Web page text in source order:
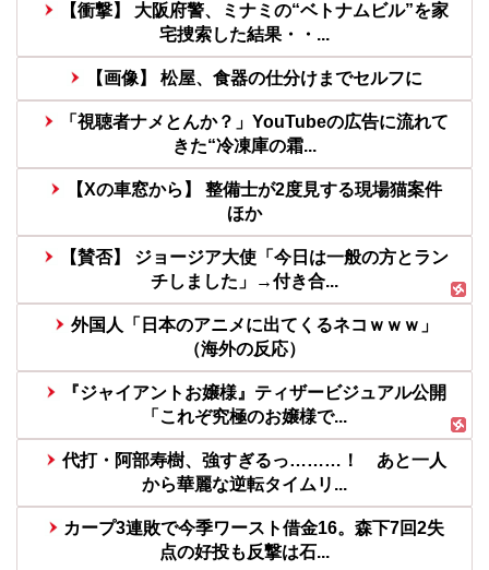
【衝撃】 大阪府警、ミナミの“ベトナムビル”を家
宅捜索した結果・・...
【画像】 松屋、食器の仕分けまでセルフに
「視聴者ナメとんか？」YouTubeの広告に流れて
きた“冷凍庫の霜...
【Xの車窓から】 整備士が2度見する現場猫案件
ほか
【賛否】 ジョージア大使「今日は一般の方とラン
チしました」→付き合...
外国人「日本のアニメに出てくるネコｗｗｗ」
（海外の反応）
『ジャイアントお嬢様』ティザービジュアル公開
「これぞ究極のお嬢様で...
代打・阿部寿樹、強すぎるっ………！ あと一人
から華麗な逆転タイムリ...
カープ3連敗で今季ワースト借金16。森下7回2失
点の好投も反撃は石...